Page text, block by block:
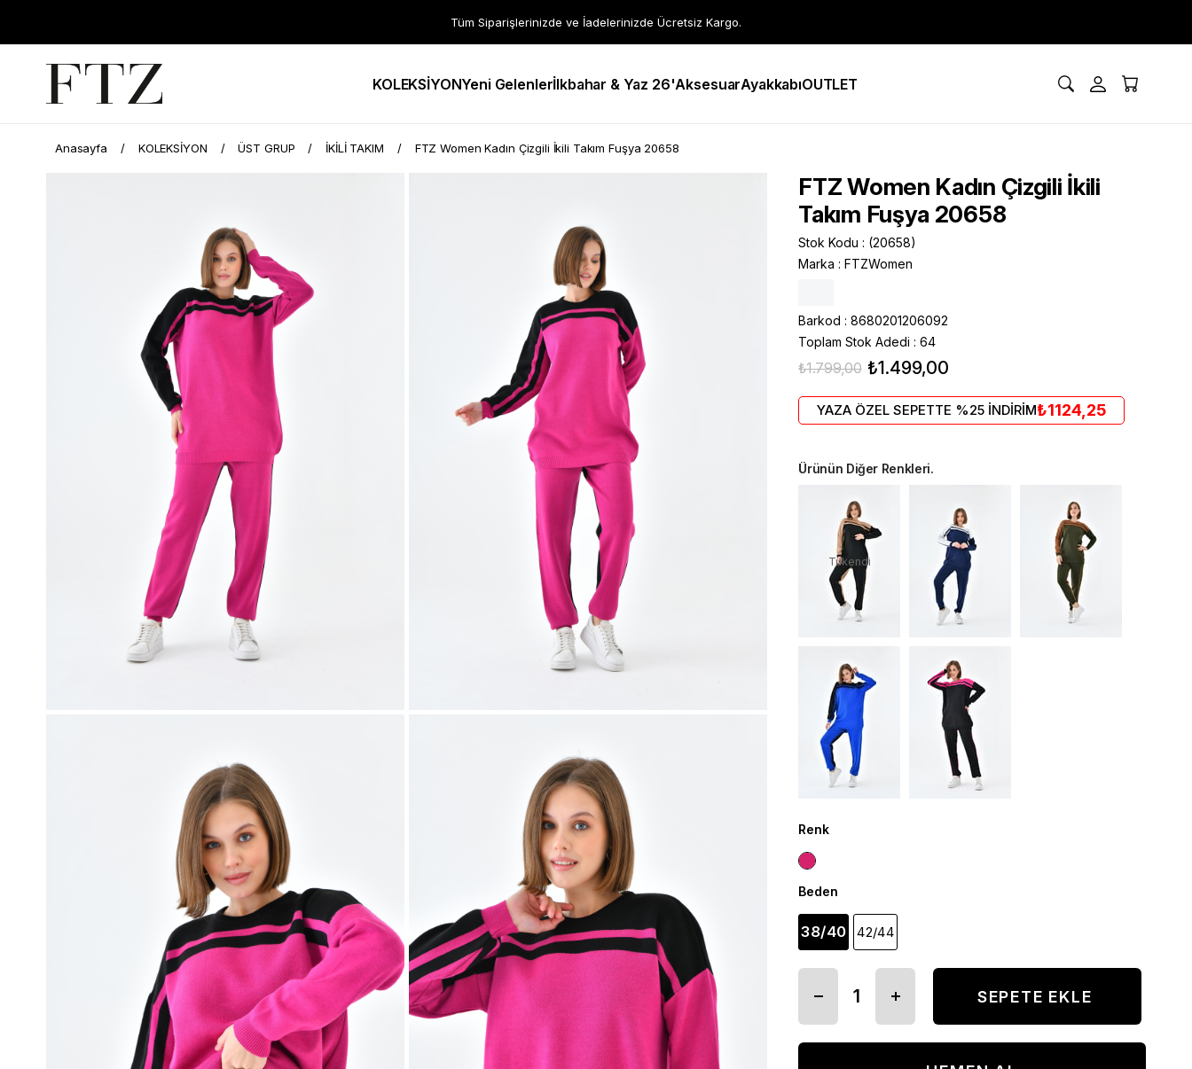
Tüm Siparişlerinizde ve İadelerinizde Ücretsiz Kargo.
KOLEKSİYONYeni Gelenlerİlkbahar & Yaz 26'AksesuarAyakkabıOUTLET
Anasayfa KOLEKSİYON ÜST GRUP İKİLİ TAKIM FTZ Women Kadın Çizgili İkili Takım Fuşya 20658
FTZ Women Kadın Çizgili İkili
Takım Fuşya 20658
Stok Kodu
(20658)
Marka : FTZWomen
Barkod : 8680201206092
Toplam Stok Adedi : 64
₺1.799,00 ₺1.499,00
YAZA ÖZEL SEPETTE %25 İNDİRİM₺1124,25
Ürünün Diğer Renkleri.
Tükendi
Renk
Beden
38/40 42/44